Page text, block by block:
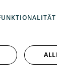
Einwilligung.
finden Sie